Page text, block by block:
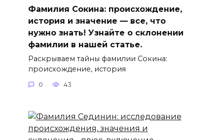
Фамилия Сокина: происхождение,
история и значение — все, что
нужно знать! Узнайте о склонении
фамилии в нашей статье.
Раскрываем тайны фамилии Сокина:
происхождение, история
0 43